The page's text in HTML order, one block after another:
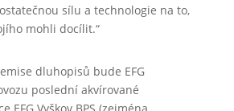
sílu a technologie na to,
mohli docílit.“
dluhopisů bude EFG
poslední akvírované